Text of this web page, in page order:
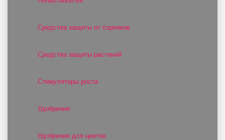
Средства защиты от сорняков
Средства защиты растений
Стимуляторы роста
Удобрения
Удобрения для цветов